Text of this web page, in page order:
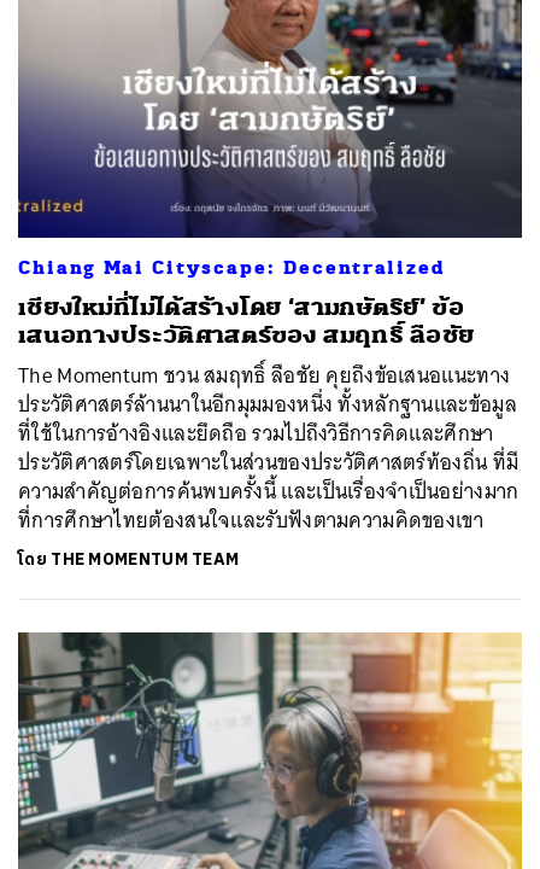
Chiang Mai Cityscape: Decentralized
เชียงใหม่ที่ไม่ได้สร้างโดย ‘สามกษัตริย์’ ข้อ
เสนอทางประวัติศาสตร์ของ สมฤทธิ์ ลือชัย
The Momentum ชวน สมฤทธิ์ ลือชัย คุยถึงข้อเสนอแนะทาง
ประวัติศาสตร์ล้านนาในอีกมุมมองหนึ่ง ทั้งหลักฐานและข้อมูล
ที่ใช้ในการอ้างอิงและยึดถือ รวมไปถึงวิธีการคิดและศึกษา
ประวัติศาสตร์โดยเฉพาะในส่วนของประวัติศาสตร์ท้องถิ่น ที่มี
ความสำคัญต่อการค้นพบครั้งนี้ และเป็นเรื่องจำเป็นอย่างมาก
ที่การศึกษาไทยต้องสนใจและรับฟังตามความคิดของเขา
โดย THE MOMENTUM TEAM